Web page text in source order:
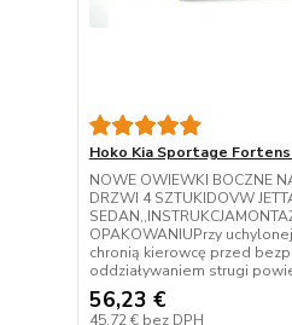
Hoko Kia Sportage Fortens
NOWE OWIEWKI BOCZNE
DRZWI 4 SZTUKIDOVW
OPAKOWANIUPrzy
chronią kierowcę przed
oddziaływaniem strugi
56,23 €
45,72 € bez DPH